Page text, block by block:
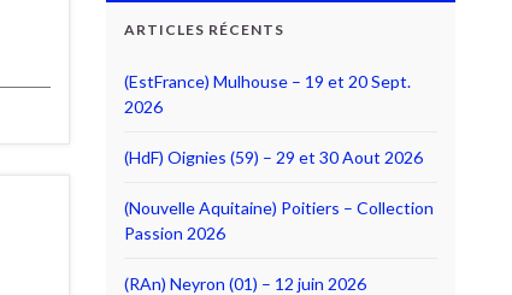
ARTICLES RÉCENTS
(EstFrance) Mulhouse – 19 et 20 Sept.
2026
(HdF) Oignies (59) – 29 et 30 Aout 2026
(Nouvelle Aquitaine) Poitiers – Collection
Passion 2026
(RAn) Neyron (01) – 12 juin 2026